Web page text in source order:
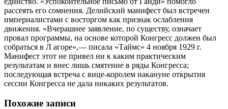
рассеять его сомнения. Делийский манифест был встречен
империалистами с восторгом как признак ослабления
движения. «Вчерашнее заявление, по существу, означает
провал программы, на основе которой Конгресс должен был
собраться в Л агоре»,— писала «Таймс» 4 ноября 1929 г.
Манифест этот не привел ни к каким практическим
результатам и внес лишь смятение в ряды Конгресса;
последующая встреча с вице-королем накануне открытия
сессии Конгресса не дала никаких результатов.
Похожие записи